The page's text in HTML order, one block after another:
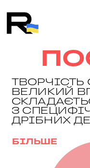
ВЕЛИКИЙ
З
ДРІБНИХ
БІЛЬШЕ